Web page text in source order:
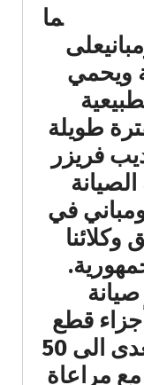
ما
ويحمي
طويلة
فريزر
في
قطع
الغيار الاصلية بخصم يتعدى الى 50
مراعاة